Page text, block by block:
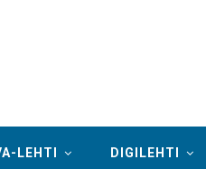
LEHTI DIGILEHTI